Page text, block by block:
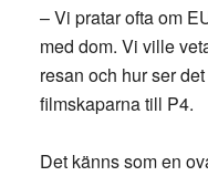
– Vi pratar ofta om
med dom. Vi ville
resan och hur ser
filmskaparna till P4.
Det känns som en